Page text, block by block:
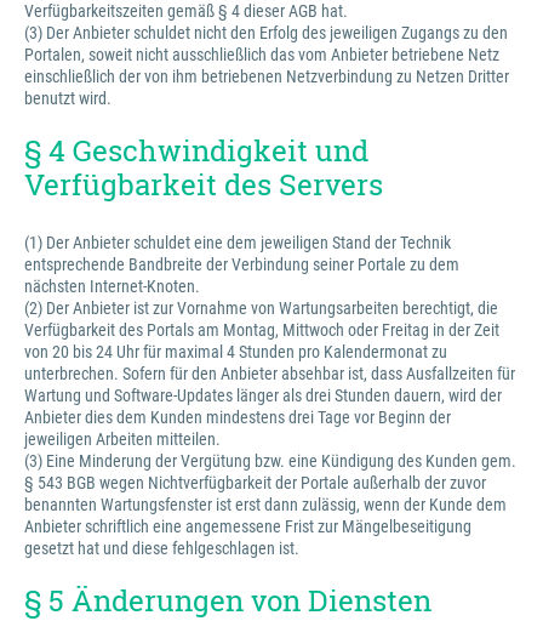
Verfügbarkeitszeiten gemäß § 4 dieser AGB hat.
(3) Der Anbieter schuldet nicht den Erfolg des jeweiligen Zugangs zu den
Portalen, soweit nicht ausschließlich das vom Anbieter betriebene Netz
einschließlich der von ihm betriebenen Netzverbindung zu Netzen Dritter
benutzt wird.
§ 4 Geschwindigkeit und
Verfügbarkeit des Servers
(1) Der Anbieter schuldet eine dem jeweiligen Stand der Technik
entsprechende Bandbreite der Verbindung seiner Portale zu dem
nächsten Internet-Knoten.
(2) Der Anbieter ist zur Vornahme von Wartungsarbeiten berechtigt, die
Verfügbarkeit des Portals am Montag, Mittwoch oder Freitag in der Zeit
von 20 bis 24 Uhr für maximal 4 Stunden pro Kalendermonat zu
unterbrechen. Sofern für den Anbieter absehbar ist, dass Ausfallzeiten für
Wartung und Software-Updates länger als drei Stunden dauern, wird der
Anbieter dies dem Kunden mindestens drei Tage vor Beginn der
jeweiligen Arbeiten mitteilen.
(3) Eine Minderung der Vergütung bzw. eine Kündigung des Kunden gem.
§ 543 BGB wegen Nichtverfügbarkeit der Portale außerhalb der zuvor
benannten Wartungsfenster ist erst dann zulässig, wenn der Kunde dem
Anbieter schriftlich eine angemessene Frist zur Mängelbeseitigung
gesetzt hat und diese fehlgeschlagen ist.
§ 5 Änderungen von Diensten